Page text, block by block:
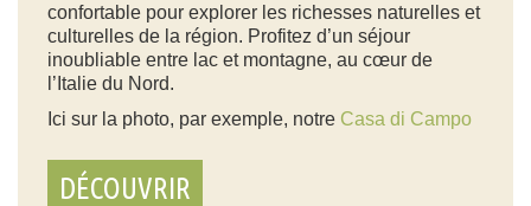
confortable pour explorer les richesses naturelles et
culturelles de la région. Profitez d’un séjour
inoubliable entre lac et montagne, au cœur de
l’Italie du Nord.
Ici sur la photo, par exemple, notre Casa di Campo
DÉCOUVRIR